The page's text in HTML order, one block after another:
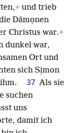
+ und trieb
Dämọnen
Christus war.+
dunkel war,
Ort und
sich Sịmon
ihm.
37 Als sie
suchen
uns
damit ich